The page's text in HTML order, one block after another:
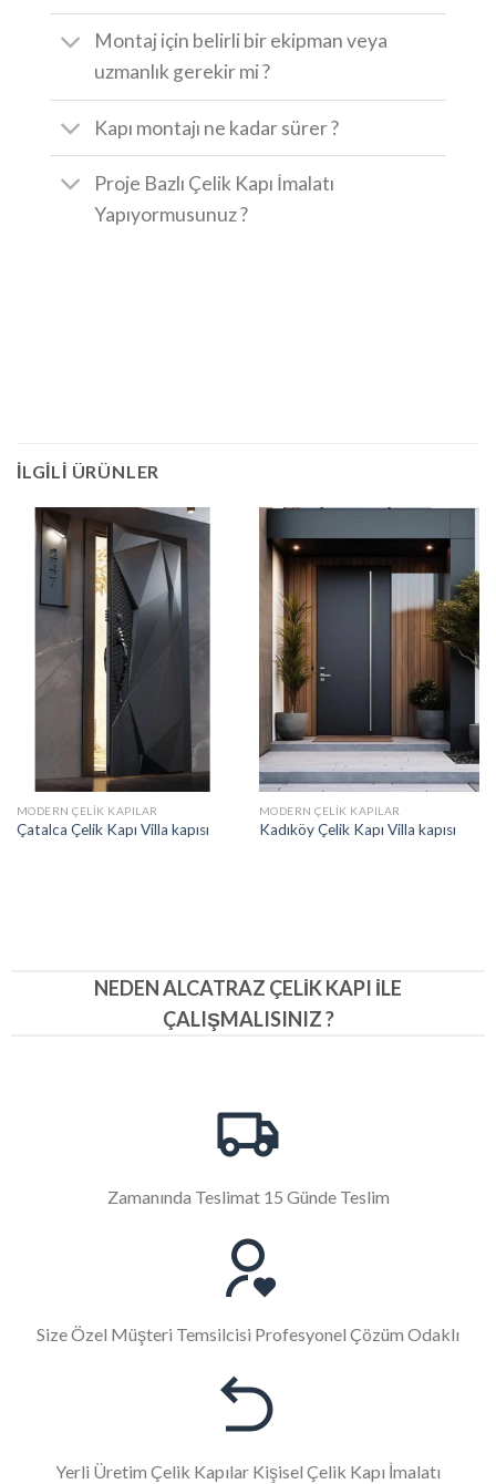
Montaj için belirli bir ekipman veya
uzmanlık gerekir mi ?
Kapı montajı ne kadar sürer ?
Proje Bazlı Çelik Kapı İmalatı
Yapıyormusunuz ?
İLGILI ÜRÜNLER
MODERN ÇELIK KAPILAR
Çatalca Çelik Kapı Villa kapısı
MODERN ÇELIK KAPILAR
Kadıköy Çelik Kapı Villa kapısı
NEDEN ALCATRAZ ÇELIK KAPI İLE
ÇALIŞMALISINIZ ?
Zamanında Teslimat 15 Günde Teslim
Size Özel Müşteri Temsilcisi Profesyonel Çözüm Odaklı
Yerli Üretim Çelik Kapılar Kişisel Çelik Kapı İmalatı